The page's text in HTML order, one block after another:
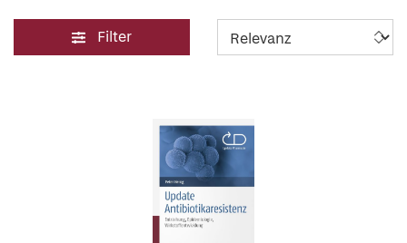
Filter